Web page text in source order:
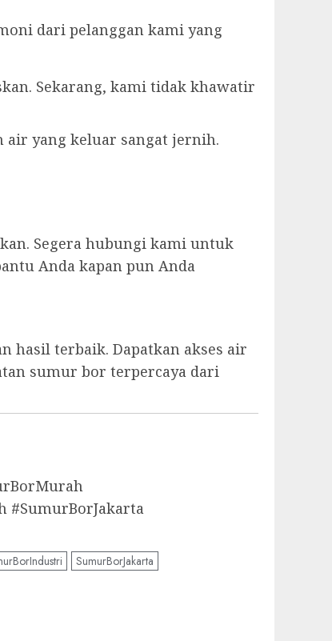
dari pelanggan kami yang
Sekarang, kami tidak khawatir
air yang keluar sangat jernih.
Segera hubungi kami untuk
Anda kapan pun Anda
hasil terbaik. Dapatkan akses air
sumur bor terpercaya dari
#SumurBorJakarta
SumurBorJakarta